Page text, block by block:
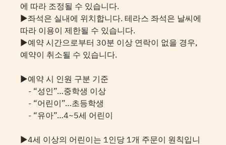
에 따라 조정될 수 있습니다.
▶좌석은 실내에 위치합니다. 테라스 좌석은 날씨에
따라 이용이 제한될 수 있습니다.
▶예약 시간으로부터 30분 이상 연락이 없을 경우,
예약이 취소될 수 있습니다.
▶예약 시 인원 구분 기준
- “성인”…중학생 이상
- “어린이”…초등학생
- “유아”…4~5세 어린이
▶4세 이상의 어린이는 1인당 1개 주문이 원칙입니